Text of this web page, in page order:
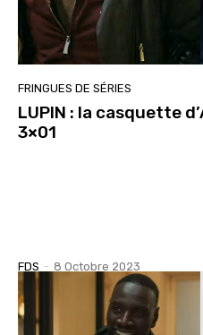
FRINGUES DE SÉRIES
LUPIN : la casquette
3×01
FDS - 8 Octobre 2023